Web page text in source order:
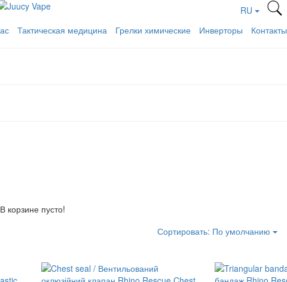
RU
Тактическая медицина Грелки химические Инверторы Контакты
В корзине пусто!
Сортировать: По умолчанию